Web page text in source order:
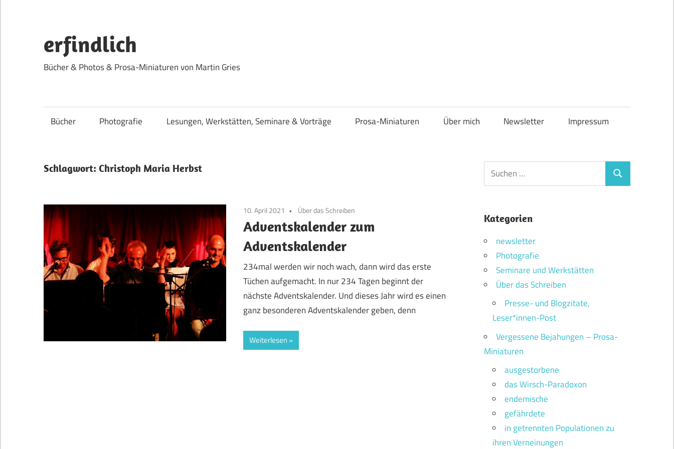
springen
erfindlich
Bücher & Photos & Prosa-Miniaturen von Martin Gries
Bücher Photografie Lesungen, Werkstätten, Seminare & Vorträge Prosa-Miniaturen Über mich Newsletter Impressum
Schlagwort: Christoph Maria Herbst
10. April 2021 Über das Schreiben
Adventskalender zum
Adventskalender
234mal werden wir noch wach, dann wird das erste
Tüchen aufgemacht. In nur 234 Tagen beginnt der
nächste Adventskalender. Und dieses Jahr wird es einen
ganz besonderen Adventskalender geben, denn
Weiterlesen
Suchen
nach:
Suchen
Kategorien
newsletter
Photografie
Seminare und Werkstätten
Über das Schreiben
Presse- und Blogzitate,
Leser*innen-Post
Vergessene Bejahungen – Prosa-
Miniaturen
ausgestorbene
das Wirsch-Paradoxon
endemische
gefährdete
in getrennten Populationen zu
ihren Verneinungen